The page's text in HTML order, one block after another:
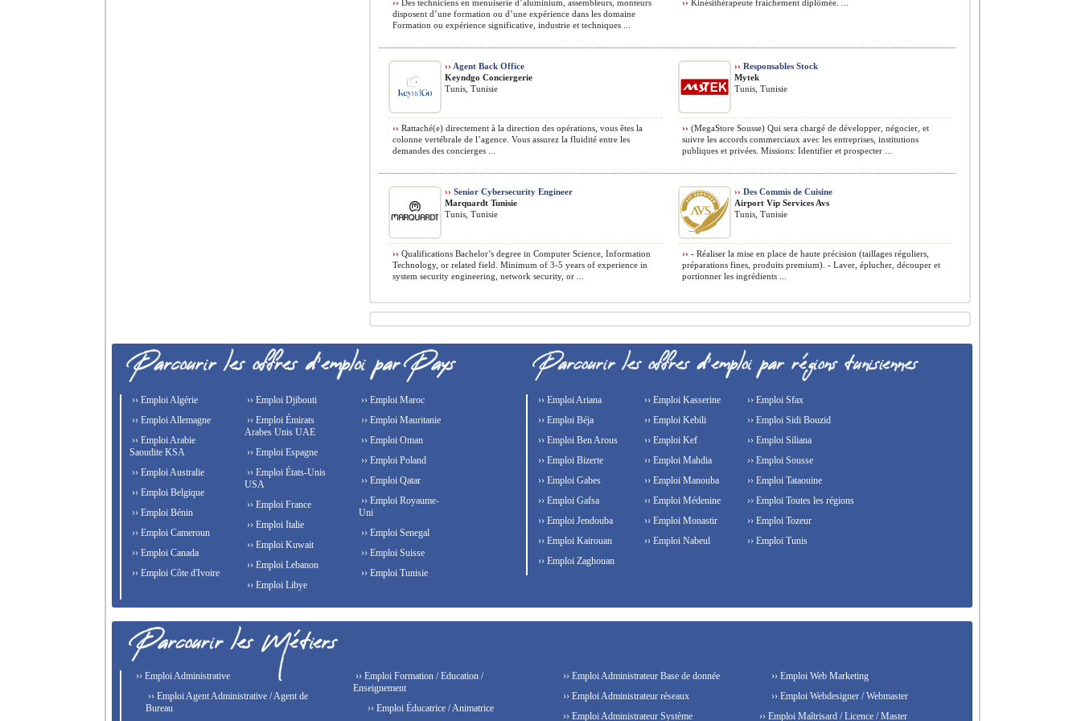
›› Des techniciens en menuiserie d’aluminium, assembleurs, monteurs
disposent d’une formation ou d’une expérience dans les domaine
Formation ou expérience significative, industrie et techniques ...
›› Kinésithérapeute fraichement diplômée. ...
›› Agent Back Office
Keyndgo Conciergerie
Tunis, Tunisie
›› Rattaché(e) directement à la direction des opérations, vous êtes la
colonne vertébrale de l’agence. Vous assurez la fluidité entre les
demandes des concierges ...
›› Responsables Stock
Mytek
Tunis, Tunisie
›› (MegaStore Sousse) Qui sera chargé de développer, négocier, et
suivre les accords commerciaux avec les entreprises, institutions
publiques et privées. Missions: Identifier et prospecter ...
›› Senior Cybersecurity Engineer
Marquardt Tunisie
Tunis, Tunisie
›› Qualifications Bachelor’s degree in Computer Science, Information
Technology, or related field. Minimum of 3-5 years of experience in
system security engineering, network security, or ...
›› Des Commis de Cuisine
Airport Vip Services Avs
Tunis, Tunisie
›› - Réaliser la mise en place de haute précision (taillages réguliers,
préparations fines, produits premium). - Laver, éplucher, découper et
portionner les ingrédients ...
›› Emploi Algérie
›› Emploi Allemagne
›› Emploi Arabie
Saoudite KSA
›› Emploi Australie
›› Emploi Belgique
›› Emploi Bénin
›› Emploi Cameroun
›› Emploi Canada
›› Emploi Côte d'Ivoire
›› Emploi Djibouti
›› Emploi Émirats
Arabes Unis UAE
›› Emploi Espagne
›› Emploi États-Unis
USA
›› Emploi France
›› Emploi Italie
›› Emploi Kuwait
›› Emploi Lebanon
›› Emploi Libye
›› Emploi Maroc
›› Emploi Mauritanie
›› Emploi Oman
›› Emploi Poland
›› Emploi Qatar
›› Emploi Royaume-
Uni
›› Emploi Senegal
›› Emploi Suisse
›› Emploi Tunisie
›› Emploi Ariana
›› Emploi Béja
›› Emploi Ben Arous
›› Emploi Bizerte
›› Emploi Gabes
›› Emploi Gafsa
›› Emploi Jendouba
›› Emploi Kairouan
›› Emploi Kasserine
›› Emploi Kebili
›› Emploi Kef
›› Emploi Mahdia
›› Emploi Manouba
›› Emploi Médenine
›› Emploi Monastir
›› Emploi Nabeul
›› Emploi Sfax
›› Emploi Sidi Bouzid
›› Emploi Siliana
›› Emploi Sousse
›› Emploi Tataouine
›› Emploi Toutes les régions
›› Emploi Tozeur
›› Emploi Tunis
›› Emploi Zaghouan
›› Emploi Administrative
›› Emploi Agent Administrative / Agent de
Bureau
›› Emploi Formation / Education /
Enseignement
›› Emploi Éducatrice / Animatrice
›› Emploi Administrateur Base de donnée
›› Emploi Administrateur réseaux
›› Emploi Administrateur Système
›› Emploi Web Marketing
›› Emploi Webdesigner / Webmaster
›› Emploi Maîtrisard / Licence / Master